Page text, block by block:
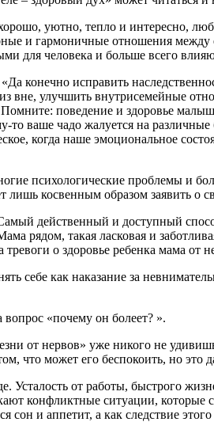
уютно, тепло и интересно,
и гармоничные отношения
для человека и больше всего
конечно исправить
вне, улучшить внутрисемейные
поведение и здоровье
ваше чадо жалуется на
когда наше эмоциональное
психологические проблемы и
лишь косвенным образом заявить о
действенный и доступный
рядом, такая ласковая и
о здоровье ребенка мама от
себе как наказание за
вопрос «почему он болеет? ».
от нервов» уже никого не
что может его беспокоить, но это
от работы, быстрого
конфликтные ситуации,
и аппетит, а как следствие